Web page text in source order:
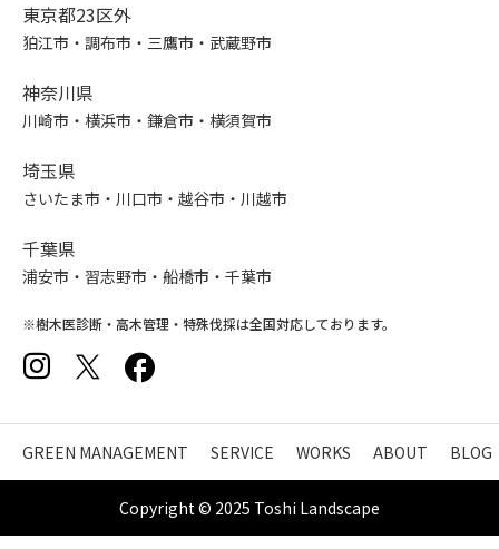
東京都23区外
狛江市・調布市・三鷹市・武蔵野市
神奈川県
川崎市・横浜市・鎌倉市・横須賀市
埼玉県
さいたま市・川口市・越谷市・川越市
千葉県
浦安市・習志野市・船橋市・千葉市
※樹木医診断・高木管理・特殊伐採は全国対応しております。
GREEN MANAGEMENT SERVICE WORKS ABOUT BLOG
Copyright © 2025 Toshi Landscape